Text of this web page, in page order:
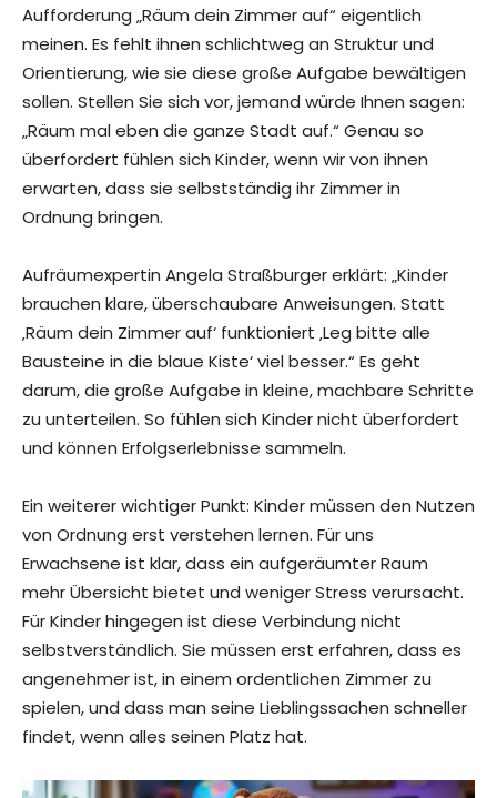
Aufforderung „Räum dein Zimmer auf“ eigentlich
meinen. Es fehlt ihnen schlichtweg an Struktur und
Orientierung, wie sie diese große Aufgabe bewältigen
sollen. Stellen Sie sich vor, jemand würde Ihnen sagen:
„Räum mal eben die ganze Stadt auf.“ Genau so
überfordert fühlen sich Kinder, wenn wir von ihnen
erwarten, dass sie selbstständig ihr Zimmer in
Ordnung bringen.
Aufräumexpertin Angela Straßburger erklärt: „Kinder
brauchen klare, überschaubare Anweisungen. Statt
‚Räum dein Zimmer auf‘ funktioniert ‚Leg bitte alle
Bausteine in die blaue Kiste‘ viel besser.“ Es geht
darum, die große Aufgabe in kleine, machbare Schritte
zu unterteilen. So fühlen sich Kinder nicht überfordert
und können Erfolgserlebnisse sammeln.
Ein weiterer wichtiger Punkt: Kinder müssen den Nutzen
von Ordnung erst verstehen lernen. Für uns
Erwachsene ist klar, dass ein aufgeräumter Raum
mehr Übersicht bietet und weniger Stress verursacht.
Für Kinder hingegen ist diese Verbindung nicht
selbstverständlich. Sie müssen erst erfahren, dass es
angenehmer ist, in einem ordentlichen Zimmer zu
spielen, und dass man seine Lieblingssachen schneller
findet, wenn alles seinen Platz hat.